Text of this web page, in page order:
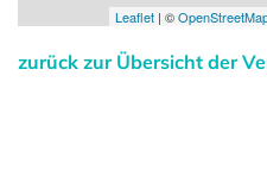
Leaflet | ©
zurück zur Übersicht der